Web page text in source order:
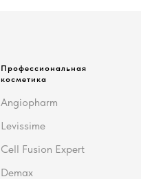
Профессиональная
косметика
Angiopharm
Levissime
Cell Fusion Expert
Demax